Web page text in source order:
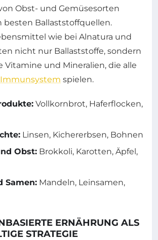
Obst- und Gemüsesorten
besten Ballaststoffquellen.
wie bei Alnatura und
nicht nur Ballaststoffe, sondern
Vitamine und Mineralien, die alle
Immunsystem spielen.
Vollkornbrot, Haferflocken,
Linsen, Kichererbsen, Bohnen
Obst: Brokkoli, Karotten, Äpfel,
Samen: Mandeln, Leinsamen,
ERNÄHRUNG ALS
STRATEGIE